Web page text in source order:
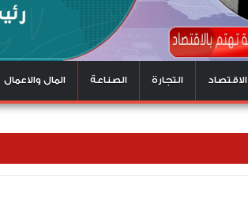
الاقتصاد التجارة الصناعة المال والاعمال